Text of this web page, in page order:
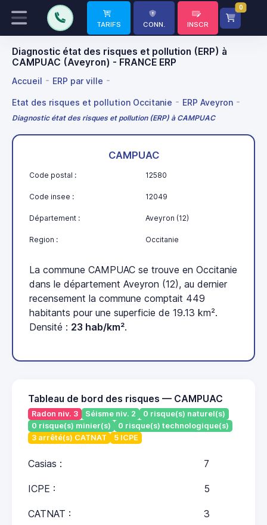
TARIFS CONN. INSCR
0
Diagnostic état des risques et pollution (ERP) à
CAMPUAC (Aveyron) - FRANCE ERP
Accueil ERP par ville
Etat des risques et pollution Occitanie ERP Aveyron
Diagnostic état des risques et pollution (ERP) à CAMPUAC
CAMPUAC
Code postal : 12580
Code insee : 12049
Département : Aveyron (12)
Region : Occitanie
La commune CAMPUAC se trouve en Occitanie
dans le département Aveyron (12), au dernier
recensement la commune comptait 449
habitants pour une superficie de 19.13 km².
Densité : 23 hab/km².
Tableau de bord des risques — CAMPUAC
Radon niv. 3 Séisme niv. 2
0 risque(s) naturel(s)
0 risque(s) minier(s)
0 risque(s) technologique(s)
3 arrêté(s) CATNAT
5 ICPE
Casias : 7
ICPE : 5
CATNAT : 3